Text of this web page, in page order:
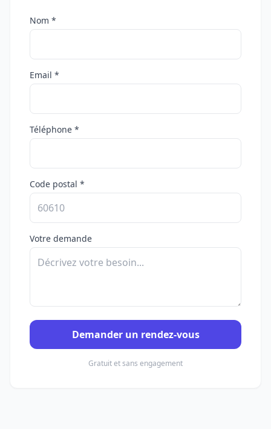
Nom *
Email *
Téléphone *
Code postal *
Votre demande
Demander un rendez-vous
Gratuit et sans engagement